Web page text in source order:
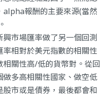
alpha報酬的主要來源(當然
市場匯率做了另一個回測
相對於美元指數的相關性
關性高/低的貨幣對。從回
多高相關性國家、做空低
市或是債券，最後都會和